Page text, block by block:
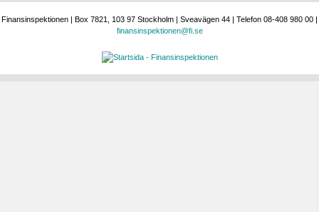
Finansinspektionen | Box 7821, 103 97 Stockholm | Sveavägen 44 | Telefon 08-408 980 00 |
finansinspektionen@fi.se